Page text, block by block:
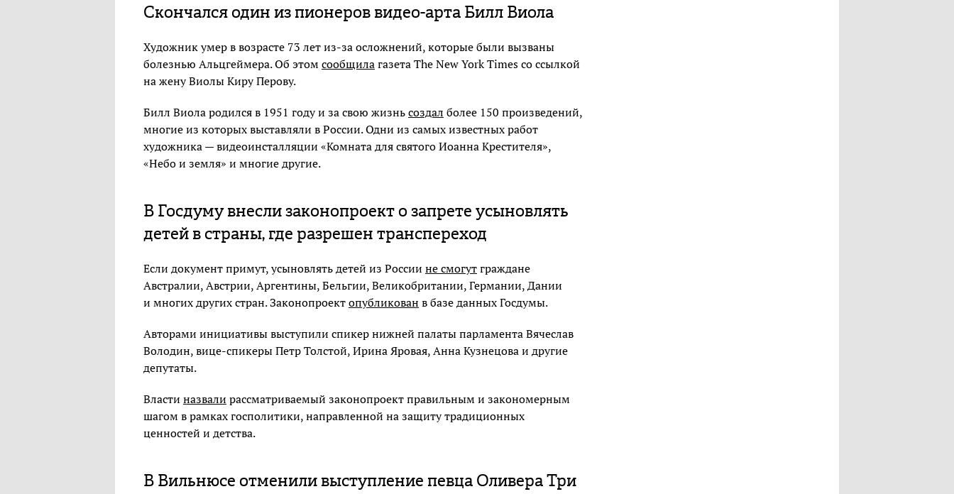
Скончался один из пионеров видео-арта Билл Виола
Художник умер в возрасте 73 лет из-за осложнений, которые были вызваны
болезнью Альцгеймера. Об этомсообщилагазета The New York Times со ссылкой
на жену Виолы Киру Перову.
Билл Виола родился в 1951 году и за свою жизньсоздал более 150 произведений,
многие из которых выставляли в России. Одни из самых известных работ
художника — видеоинсталляции «Комната для святого Иоанна Крестителя»,
«Небо и земля» и многие другие.
В Госдуму внесли законопроект о запрете усыновлять
детей в страны, где разрешен транспереход
Если документ примут, усыновлять детей из России не смогутграждане
Австралии, Австрии, Аргентины, Бельгии, Великобритании, Германии, Дании
и многих других стран. Законопроектопубликован в базе данных Госдумы.
Авторами инициативы выступили спикер нижней палаты парламента Вячеслав
Володин, вице-спикеры Петр Толстой, Ирина Яровая, Анна Кузнецова и другие
депутаты.
Власти назвали рассматриваемый законопроект правильным и закономерным
шагом в рамках госполитики, направленной на защиту традиционных
ценностей и детства.
В Вильнюсе отменили выступление певца Оливера Три